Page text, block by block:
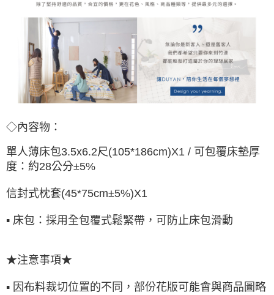
◇內容物：
單人薄床包3.5x6.2尺(105*186cm)X1 / 可包覆床墊厚
度：約28公分±5%
信封式枕套(45*75cm±5%)X1
▪ 床包：採用全包覆式鬆緊帶，可防止床包滑動
★注意事項★
▪ 因布料裁切位置的不同，部份花版可能會與商品圖略